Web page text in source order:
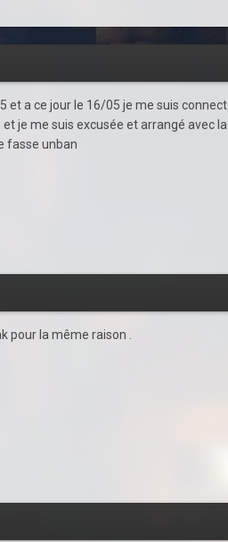
et a ce jour le 16/05 je me suis
je me suis excusée et arrangé
fasse unban
pour la même raison .